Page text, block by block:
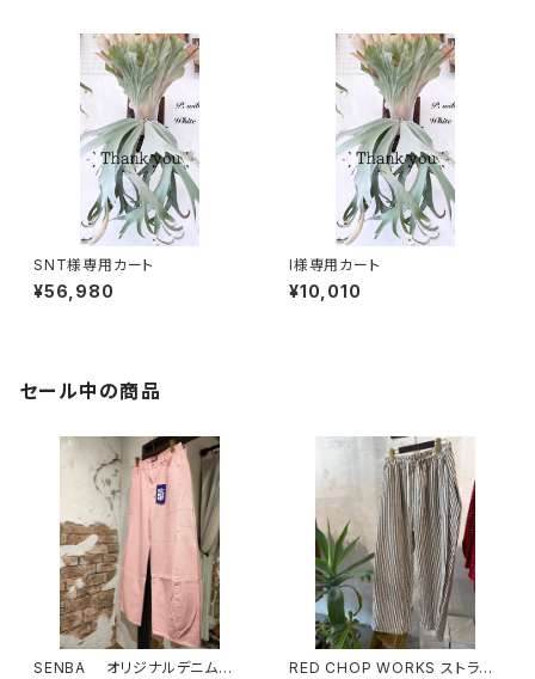
SNT様専用カート
¥56,980
I様専用カート
¥10,010
セール中の商品
SENBA オリジナルデニム
RED CHOP WORKS ストライ